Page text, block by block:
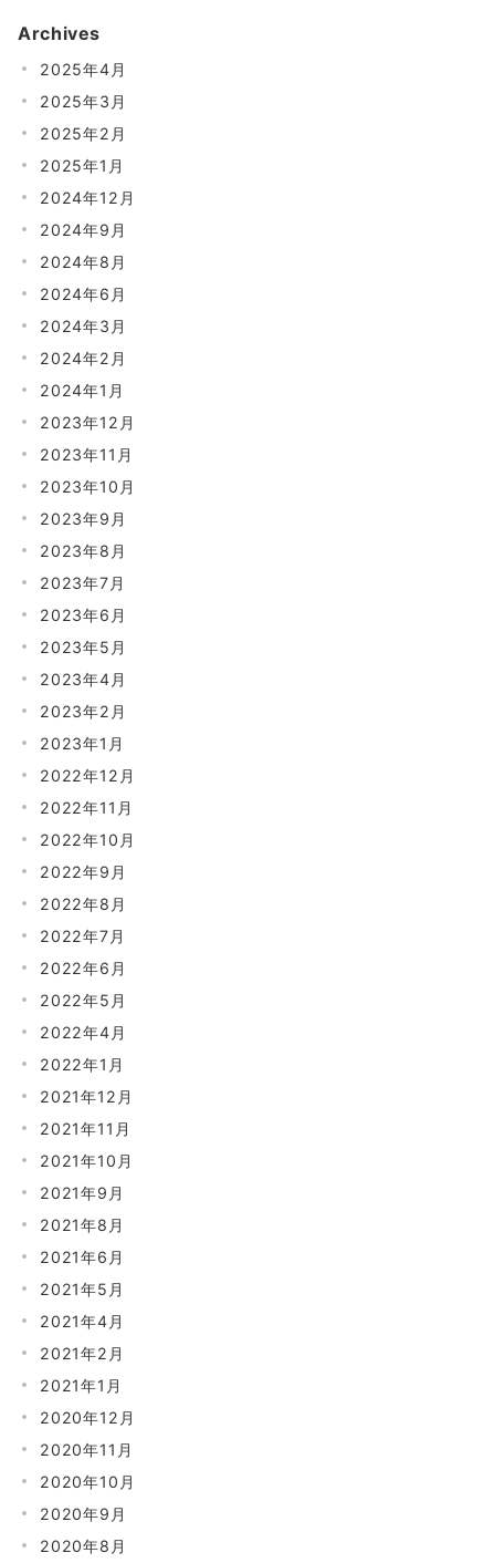
Archives
2025年4月
2025年3月
2025年2月
2025年1月
2024年12月
2024年9月
2024年8月
2024年6月
2024年3月
2024年2月
2024年1月
2023年12月
2023年11月
2023年10月
2023年9月
2023年8月
2023年7月
2023年6月
2023年5月
2023年4月
2023年2月
2023年1月
2022年12月
2022年11月
2022年10月
2022年9月
2022年8月
2022年7月
2022年6月
2022年5月
2022年4月
2022年1月
2021年12月
2021年11月
2021年10月
2021年9月
2021年8月
2021年6月
2021年5月
2021年4月
2021年2月
2021年1月
2020年12月
2020年11月
2020年10月
2020年9月
2020年8月